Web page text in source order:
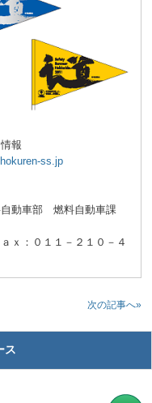
報
ss.jp
自動車部 燃料自動車課
ｘ：０１１－２１０－４
次の記事へ»
ス